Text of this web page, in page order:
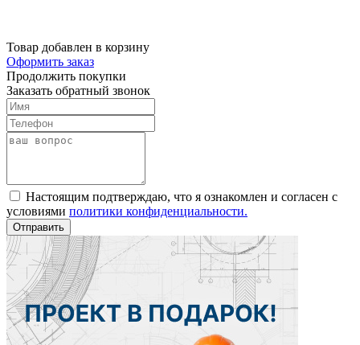
Товар добавлен в корзину
Оформить заказ
Продолжить покупки
Заказать обратный звонок
Настоящим подтверждаю, что я ознакомлен и согласен с
условиями политики конфиденциальности.
Отправить